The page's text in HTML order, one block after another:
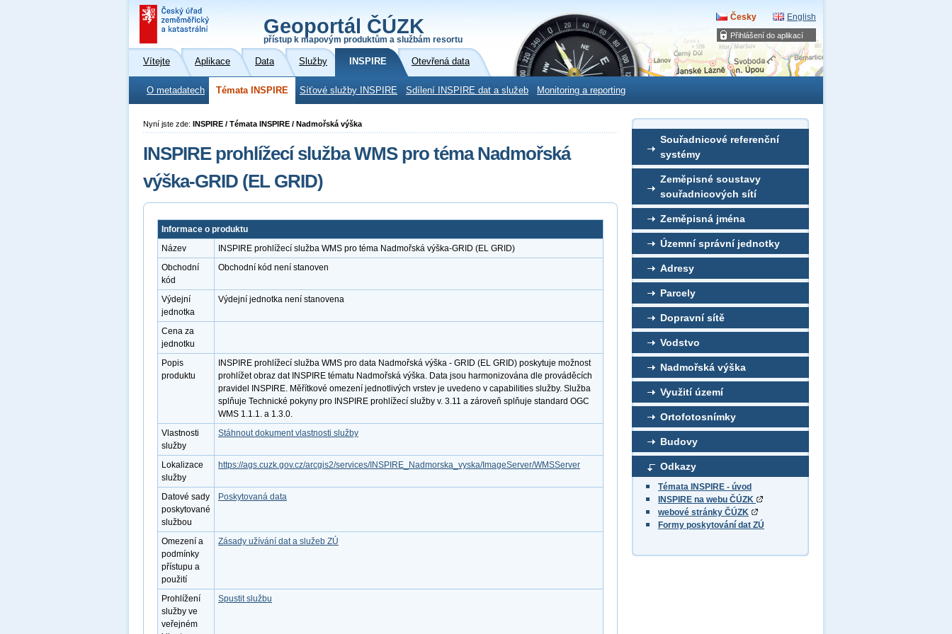
Přihlášení do aplikací
Geoportál ČÚZK
přístup k mapovým produktům a službám resortu
Česky English
Vítejte Aplikace Data Služby INSPIRE Otevřená data
O metadatech Témata INSPIRE Síťové služby INSPIRE Sdílení INSPIRE dat a služeb Monitoring a reporting
Souřadnicové referenční
systémy
Zeměpisné soustavy
souřadnicových sítí
Zeměpisná jména
Územní správní jednotky
Adresy
Parcely
Dopravní sítě
Vodstvo
Nadmořská výška
Využití území
Ortofotosnímky
Budovy
Odkazy
Témata INSPIRE - úvod
INSPIRE na webu ČÚZK
webové stránky ČÚZK
Formy poskytování dat ZÚ
Nyní jste zde: INSPIRE / Témata INSPIRE / Nadmořská výška
INSPIRE prohlížecí služba WMS pro téma Nadmořská
výška-GRID (EL GRID)
Informace o produktu
Název
INSPIRE prohlížecí služba WMS pro téma Nadmořská výška-GRID (EL GRID)
Obchodní
kód
Obchodní kód není stanoven
Výdejní
jednotka
Výdejní jednotka není stanovena
Cena za
jednotku
Popis
produktu
INSPIRE prohlížecí služba WMS pro data Nadmořská výška - GRID (EL GRID) poskytuje možnost
prohlížet obraz dat INSPIRE tématu Nadmořská výška. Data jsou harmonizována dle prováděcích
pravidel INSPIRE. Měřítkové omezení jednotlivých vrstev je uvedeno v capabilities služby. Služba
splňuje Technické pokyny pro INSPIRE prohlížecí služby v. 3.11 a zároveň splňuje standard OGC
WMS 1.1.1. a 1.3.0.
Vlastnosti
služby
Stáhnout dokument vlastnosti služby
Lokalizace
služby
https://ags.cuzk.gov.cz/arcgis2/services/INSPIRE_Nadmorska_vyska/ImageServer/WMSServer
Datové sady
poskytované
službou
Poskytovaná data
Omezení a
podmínky
přístupu a
použití
Zásady užívání dat a služeb ZÚ
Prohlížení
služby ve
veřejném
Spustit službu